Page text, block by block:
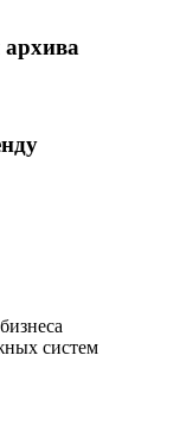
систем